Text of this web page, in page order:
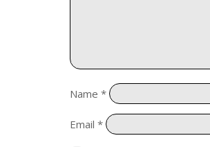
Name *
Email *